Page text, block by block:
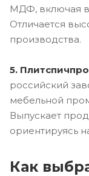
МДФ, включая
Отличается
производства.
5.
российский
мебельной
Выпускает
ориентируясь
Как